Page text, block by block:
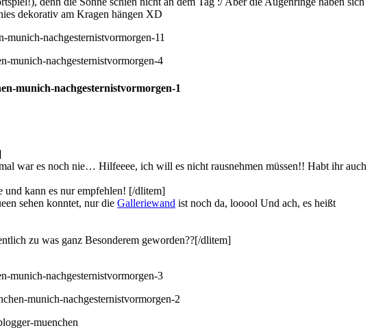
dekorativ am Kragen hängen XD
war es noch nie… Hilfeeee, ich will es nicht rausnehmen müssen!! Habt ihr auch
kann es nur empfehlen! [/dlitem]
sehen konntet, nur die Galleriewand ist noch da, looool Und ach, es heißt
zu was ganz Besonderem geworden??[/dlitem]